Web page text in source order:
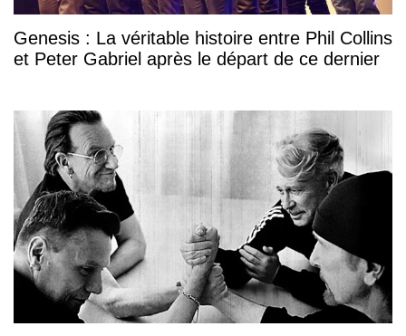
Genesis : La véritable histoire entre Phil Collins
et Peter Gabriel après le départ de ce dernier